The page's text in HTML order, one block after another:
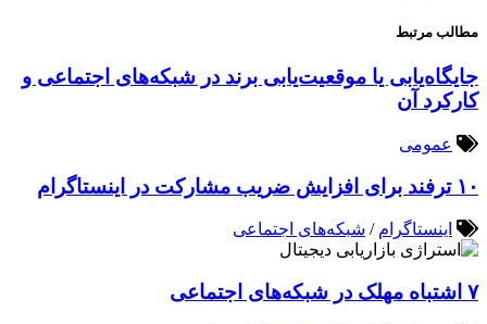
مطالب مرتبط
جایگاه‌یابی یا موقعیت‌یابی برند در شبکه‌های اجتماعی و
کارکرد آن
عمومی
۱۰ ترفند برای افزایش ضریب مشارکت در اینستاگرام
اینستاگرام / شبکه‌های اجتماعی
۷ اشتباه مهلک در شبکه‌های اجتماعی